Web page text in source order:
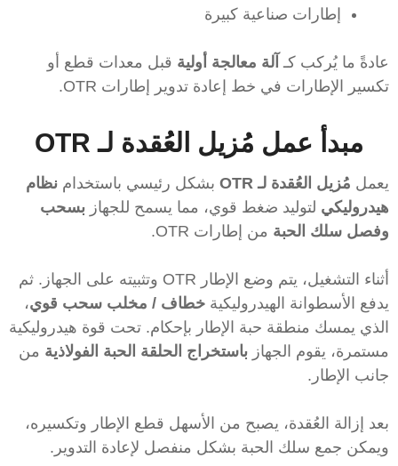
إطارات صناعية كبيرة
عادةً ما يُركب كـ آلة معالجة أولية قبل معدات قطع أو
تكسير الإطارات في خط إعادة تدوير إطارات OTR.
مبدأ عمل مُزيل العُقدة لـ OTR
يعمل مُزيل العُقدة لـ OTR بشكل رئيسي باستخدام نظام
هيدروليكي لتوليد ضغط قوي، مما يسمح للجهاز بسحب
وفصل سلك الحبة من إطارات OTR.
أثناء التشغيل، يتم وضع الإطار OTR وتثبيته على الجهاز. ثم
يدفع الأسطوانة الهيدروليكية خطاف / مخلب سحب قوي،
الذي يمسك منطقة حبة الإطار بإحكام. تحت قوة هيدروليكية
مستمرة، يقوم الجهاز باستخراج الحلقة الحبة الفولاذية من
جانب الإطار.
بعد إزالة العُقدة، يصبح من الأسهل قطع الإطار وتكسيره،
ويمكن جمع سلك الحبة بشكل منفصل لإعادة التدوير.